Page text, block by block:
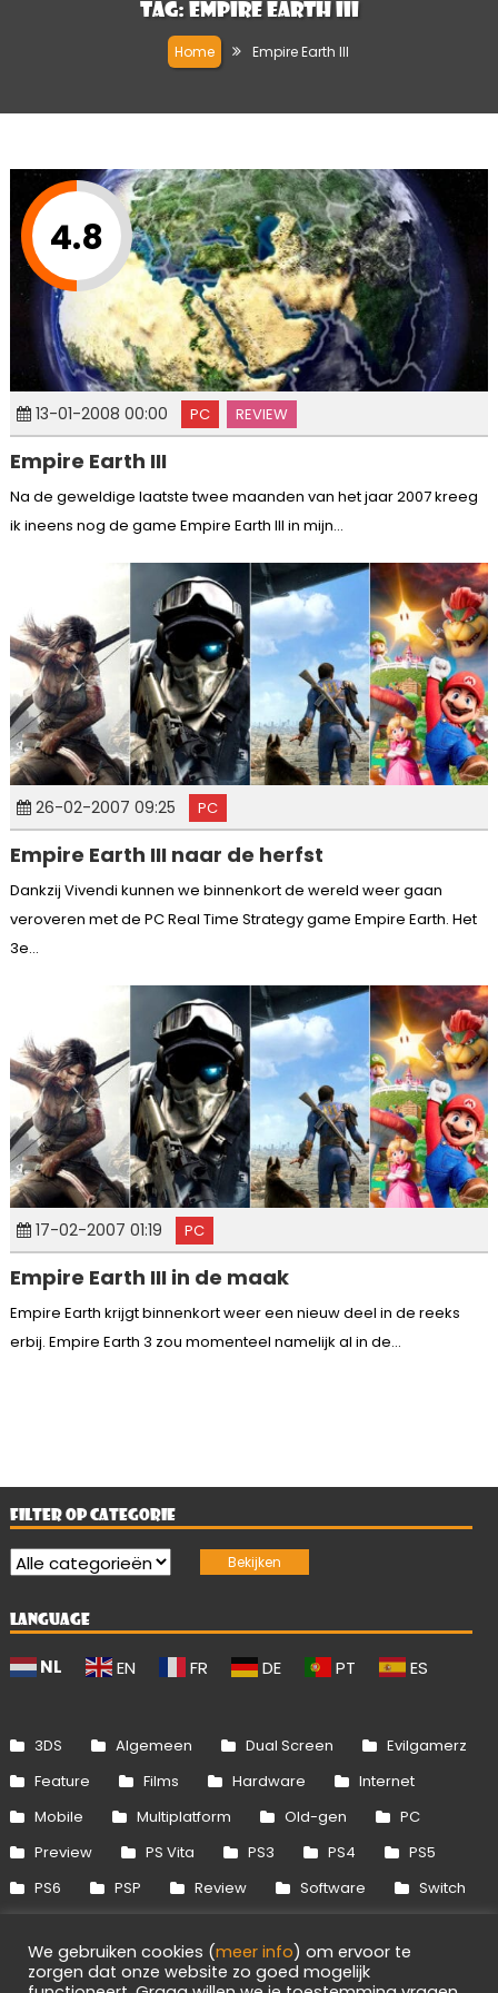
Tag: Empire Earth III
Home Empire Earth III
4.8
13-01-2008 00:00 PC REVIEW
Empire Earth III
Na de geweldige laatste twee maanden van het jaar 2007 kreeg
ik ineens nog de game Empire Earth III in mijn...
26-02-2007 09:25 PC
Empire Earth III naar de herfst
Dankzij Vivendi kunnen we binnenkort de wereld weer gaan
veroveren met de PC Real Time Strategy game Empire Earth. Het
3e...
17-02-2007 01:19 PC
Empire Earth III in de maak
Empire Earth krijgt binnenkort weer een nieuw deel in de reeks
erbij. Empire Earth 3 zou momenteel namelijk al in de...
FILTER OP CATEGORIE
LANGUAGE
NL EN FR DE PT ES
3DS Algemeen Dual Screen
Evilgamerz
Feature
Films Hardware
Internet
Mobile
Multiplatform Old-gen
PC
Preview
PS Vita PS3 PS4
PS5
PS6
PSP Review Software
Switch
Xbox 360
Xbox One Xbox Series
We gebruiken cookies (meer info) om ervoor te
zorgen dat onze website zo goed mogelijk